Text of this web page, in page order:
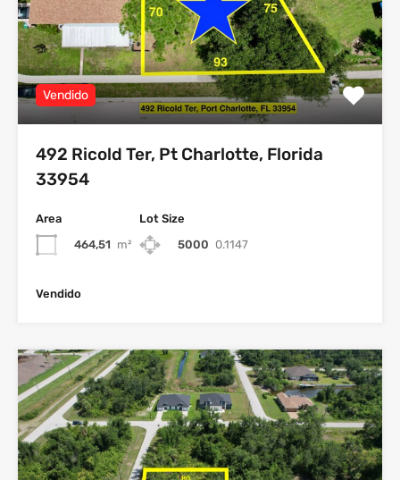
Vendido
492 Ricold Ter, Pt Charlotte, Florida
33954
Area
464,51 m²
Lot Size
5000 0.1147
Vendido